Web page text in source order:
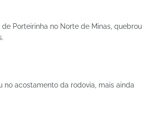
Porteirinha no Norte de Minas, quebrou
acostamento da rodovia, mais ainda